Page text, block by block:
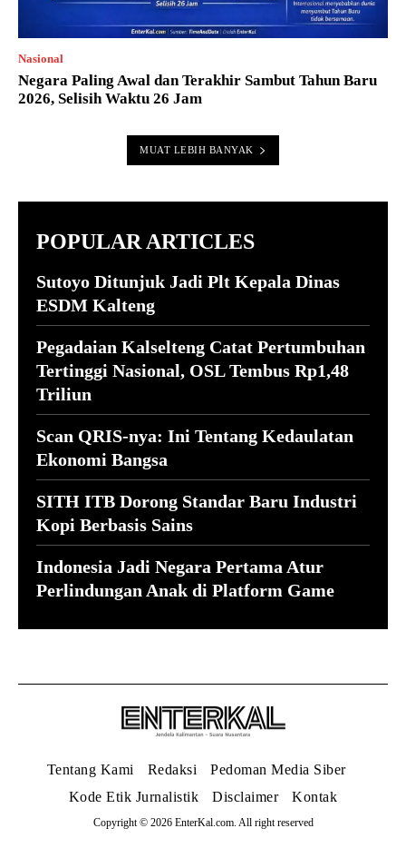
Nasional
Negara Paling Awal dan Terakhir Sambut Tahun Baru
2026, Selisih Waktu 26 Jam
MUAT LEBIH BANYAK
POPULAR ARTICLES
Sutoyo Ditunjuk Jadi Plt Kepala Dinas
ESDM Kalteng
Pegadaian Kalselteng Catat Pertumbuhan
Tertinggi Nasional, OSL Tembus Rp1,48
Triliun
Scan QRIS-nya: Ini Tentang Kedaulatan
Ekonomi Bangsa
SITH ITB Dorong Standar Baru Industri
Kopi Berbasis Sains
Indonesia Jadi Negara Pertama Atur
Perlindungan Anak di Platform Game
Tentang Kami Redaksi
Pedoman Media Siber
Kode Etik Jurnalistik
Disclaimer Kontak
Copyright © 2026 EnterKal.com. All right reserved